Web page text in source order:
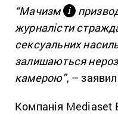
“Мачизм
і
журналісти
сексуальних
залишаються
камерою”, –
Компанія Mediaset